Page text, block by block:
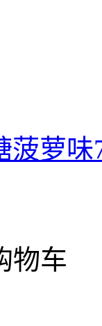
菠萝味
物车